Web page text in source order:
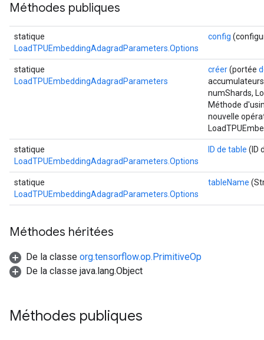
Méthodes publiques
statique
LoadTPUEmbeddingAdagradParameters.Options
config
statique
LoadTPUEmbeddingAdagradParameters
créer(portée
numShards,
Méthode
nouvelle
statique
LoadTPUEmbeddingAdagradParameters.Options
ID de table (ID
statique
LoadTPUEmbeddingAdagradParameters.Options
tableName
Méthodes héritées
De la classe org.tensorflow.op.PrimitiveOp
De la classe java.lang.Object
Méthodes publiques